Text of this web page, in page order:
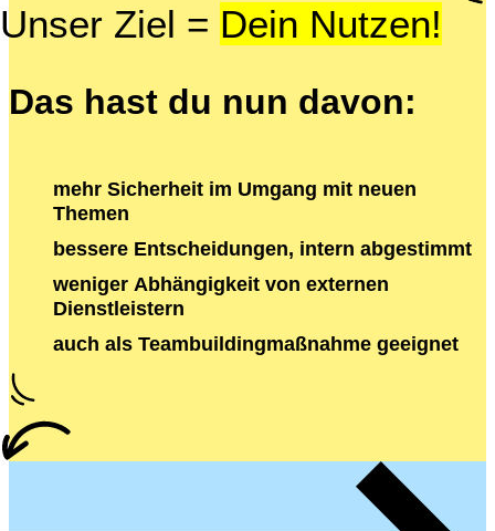
Unser Ziel = Dein Nutzen!
Das hast du nun davon:
mehr Sicherheit im Umgang mit neuen
Themen
bessere Entscheidungen, intern abgestimmt
weniger Abhängigkeit von externen
Dienstleistern
auch als Teambuildingmaßnahme geeignet